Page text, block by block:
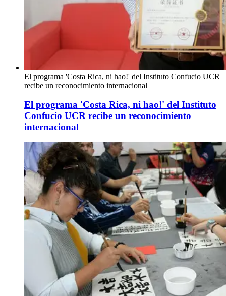
El programa 'Costa Rica, ni hao!' del Instituto Confucio UCR
recibe un reconocimiento internacional
El programa 'Costa Rica, ni hao!' del Instituto
Confucio UCR recibe un reconocimiento
internacional